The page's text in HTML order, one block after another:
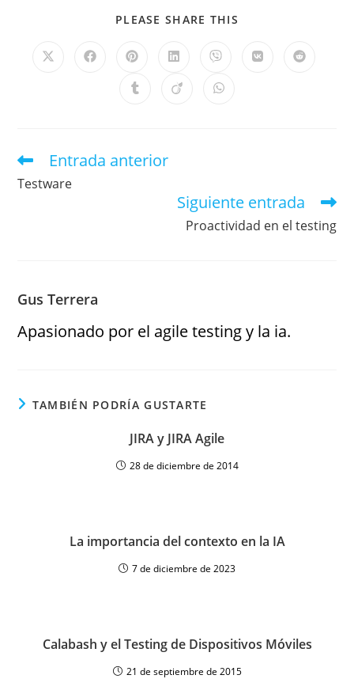
PLEASE SHARE THIS
Entrada anterior
Testware
Siguiente entrada
Proactividad en el testing
Gus Terrera
Apasionado por el agile testing y la ia.
TAMBIÉN PODRÍA GUSTARTE
JIRA y JIRA Agile
28 de diciembre de 2014
La importancia del contexto en la IA
7 de diciembre de 2023
Calabash y el Testing de Dispositivos Móviles
21 de septiembre de 2015